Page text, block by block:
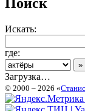
Искать:
где:
Загрузка…
© 2000 – 2026 «